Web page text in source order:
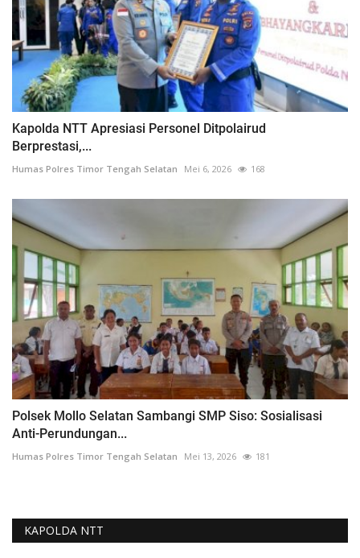
Kapolda NTT Apresiasi Personel Ditpolairud
Berprestasi,...
Humas Polres Timor Tengah Selatan Mei 6, 2026 168
Polsek Mollo Selatan Sambangi SMP Siso: Sosialisasi
Anti-Perundungan...
Humas Polres Timor Tengah Selatan Mei 13, 2026 181
KAPOLDA NTT